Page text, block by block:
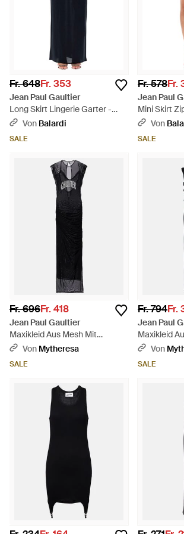
Fr. 648Fr. 353
Jean Paul Gaultier
Long Skirt Lingerie Garter -
Schwarz
Von Balardi
SALE
Fr. 578Fr.
Jean Paul
Mini Skirt
Von
SALE
Fr. 696Fr. 418
Jean Paul Gaultier
Maxikleid Aus Mesh Mit
Pailletten - Schwarz
Von Mytheresa
SALE
Fr. 794Fr.
Jean Paul
Maxikleid
Von
SALE